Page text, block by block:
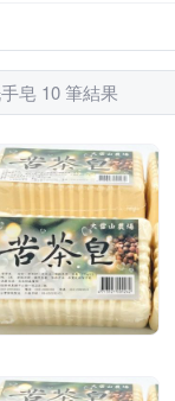
皂 10 筆結果